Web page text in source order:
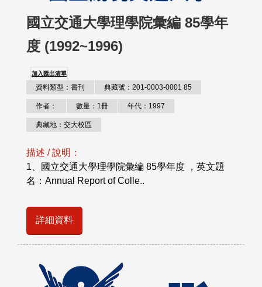
國立交通大學理學院彙編 85學年
度 (1992~1996)
加入匯出清單
資料類型：書刊 典藏號：201-0003-0001 85
作者： 數量：1冊 年代：1997
典藏地：交大校區
描述 / 說明：
1、國立交通大學理學院彙編 85學年度 ，英文題
名：Annual Report of Colle..
詳細資料